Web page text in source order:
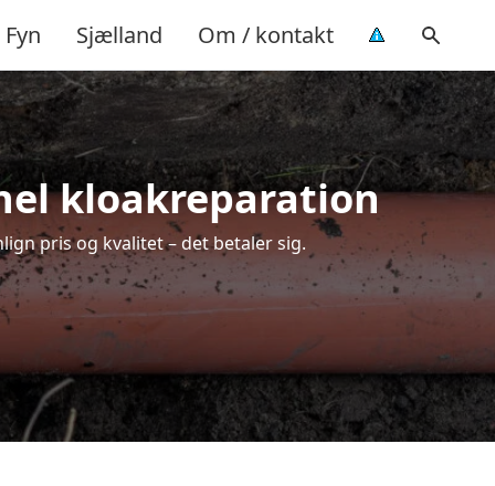
Fyn Sjælland Om / kontakt
kloakreparation
pris og kvalitet – det betaler sig.